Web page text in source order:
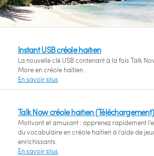
Instant USB créole haïtien
La nouvelle clé USB contenant à la fois Talk
More en créole haïtien.
En savoir plus
Talk Now créole haïtien (Téléchargement)
Motivant et amusant : apprenez rapidement
du vocabulaire en créole haïtien à l’aide de
enrichissants.
En savoir plus